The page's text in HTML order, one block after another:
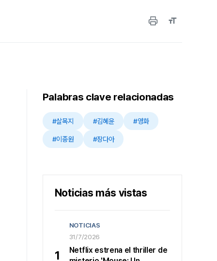
Palabras clave relacionadas
#살목지 #김혜윤 #영화
#이종원 #장다아
Noticias más vistas
1
NOTICIAS
31/7/2026
Netflix estrena el thriller de